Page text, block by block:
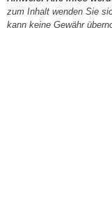
zum Inhalt wenden Sie
kann keine Gewähr